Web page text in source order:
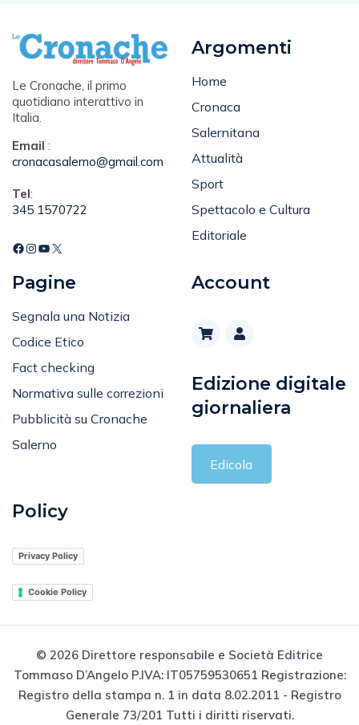
Le Cronache, il primo
quotidiano interattivo in
Italia.
Email :
cronacasalerno@gmail.com
Tel:
345 1570722
Argomenti
Home
Cronaca
Salernitana
Attualità
Sport
Spettacolo e Cultura
Editoriale
Pagine
Segnala una Notizia
Codice Etico
Fact checking
Normativa sulle correzioni
Pubblicità su Cronache
Salerno
Account
Edizione digitale
giornaliera
Edicola
Policy
Privacy Policy
Cookie Policy
© 2026 Direttore responsabile e Società Editrice
Tommaso D’Angelo P.IVA: IT05759530651 Registrazione:
Registro della stampa n. 1 in data 8.02.2011 - Registro
Generale 73/201 Tutti i diritti riservati.